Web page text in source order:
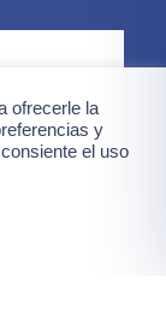
ofrecerle la
y
el uso